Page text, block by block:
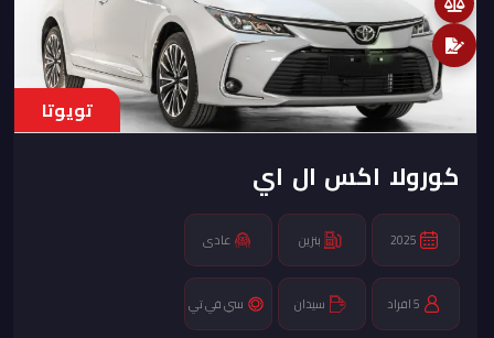
تويوتا
كورولا اكس ال اي
2025 بنزين عادى
5 افراد سيدان سي في تي
hala-cars@gmail.com
920013471